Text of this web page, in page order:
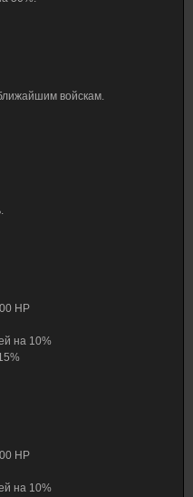
войскам.
HP
на 10%
HP
на 10%